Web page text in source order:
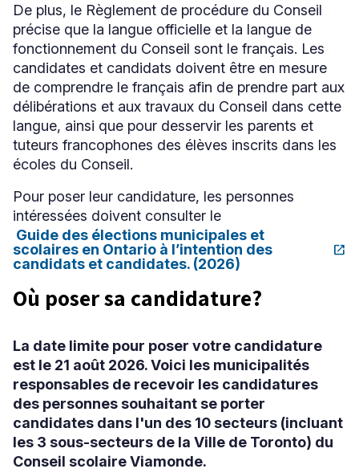
De plus, le Règlement de procédure du Conseil
précise que la langue officielle et la langue de
fonctionnement du Conseil sont le français. Les
candidates et candidats doivent être en mesure
de comprendre le français afin de prendre part aux
délibérations et aux travaux du Conseil dans cette
langue, ainsi que pour desservir les parents et
tuteurs francophones des élèves inscrits dans les
écoles du Conseil.
Pour poser leur candidature, les personnes
intéressées doivent consulter le
Guide des élections municipales et
scolaires en Ontario à l’intention des
candidats et candidates. (2026)
open_in_new
Ce
lien
s'ouvrira
dans
fenêtre
Où poser sa candidature?
La date limite pour poser votre candidature
est le 21 août 2026. Voici les municipalités
responsables de recevoir les candidatures
des personnes souhaitant se porter
candidates dans l'un des 10 secteurs (incluant
les 3 sous-secteurs de la Ville de Toronto) du
Conseil scolaire Viamonde.